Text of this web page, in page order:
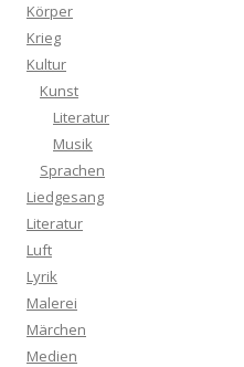
Körper
Krieg
Kultur
Kunst
Literatur
Musik
Sprachen
Liedgesang
Literatur
Luft
Lyrik
Malerei
Märchen
Medien